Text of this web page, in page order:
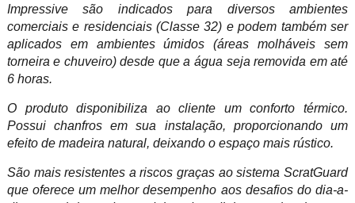
Impressive são indicados para diversos ambientes
comerciais e residenciais (Classe 32) e podem também ser
aplicados em ambientes úmidos (áreas molháveis sem
torneira e chuveiro) desde que a água seja removida em até
6 horas.
O produto disponibiliza ao cliente um conforto térmico.
Possui chanfros em sua instalação, proporcionando um
efeito de madeira natural, deixando o espaço mais rústico.
São mais resistentes a riscos graças ao sistema ScratGuard
que oferece um melhor desempenho aos desafios do dia-a-